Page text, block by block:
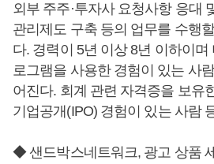
외부 주주·투자사 요청사항 응대
관리제도 구축 등의 업무를 수행
다. 경력이 5년 이상 8년 이하이며
로그램을 사용한 경험이 있는 사
어진다. 회계 관련 자격증을 보유
기업공개(IPO) 경험이 있는 사람
◆ 샌드박스네트워크, 광고 상품